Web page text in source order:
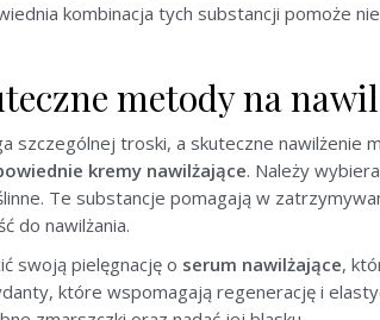
kombinacja tych substancji pomoże
metody na
szczególnej troski, a skuteczne
kremy nawilżające. Należy
Te substancje pomagają w
do nawilżania.
swoją pielęgnację o serum nawilżające,
które wspomagają regenerację i